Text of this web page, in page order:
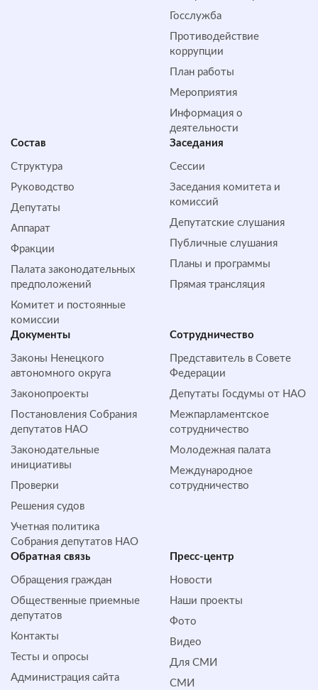
Госслужба
Противодействие
коррупции
План работы
Мероприятия
Информация о
деятельности
Состав
Структура
Руководство
Депутаты
Аппарат
Фракции
Палата законодательных
предположений
Комитет и постоянные
комиссии
Заседания
Сессии
Заседания комитета и
комиссий
Депутатские слушания
Публичные слушания
Планы и программы
Прямая трансляция
Документы
Законы Ненецкого
автономного округа
Законопроекты
Постановления Собрания
депутатов НАО
Законодательные
инициативы
Проверки
Решения судов
Учетная политика
Собрания депутатов НАО
Сотрудничество
Представитель в Совете
Федерации
Депутаты Госдумы от НАО
Межпарламентское
сотрудничество
Молодежная палата
Международное
сотрудничество
Обратная cвязь
Обращения граждан
Общественные приемные
депутатов
Контакты
Тесты и опросы
Администрация сайта
Пресс-центр
Новости
Наши проекты
Фото
Видео
Для СМИ
СМИ